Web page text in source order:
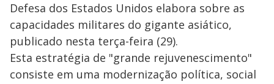
Defesa dos Estados Unidos elabora sobre as
capacidades militares do gigante asiático,
publicado nesta terça-feira (29).
Esta estratégia de "grande rejuvenescimento"
consiste em uma modernização política, social